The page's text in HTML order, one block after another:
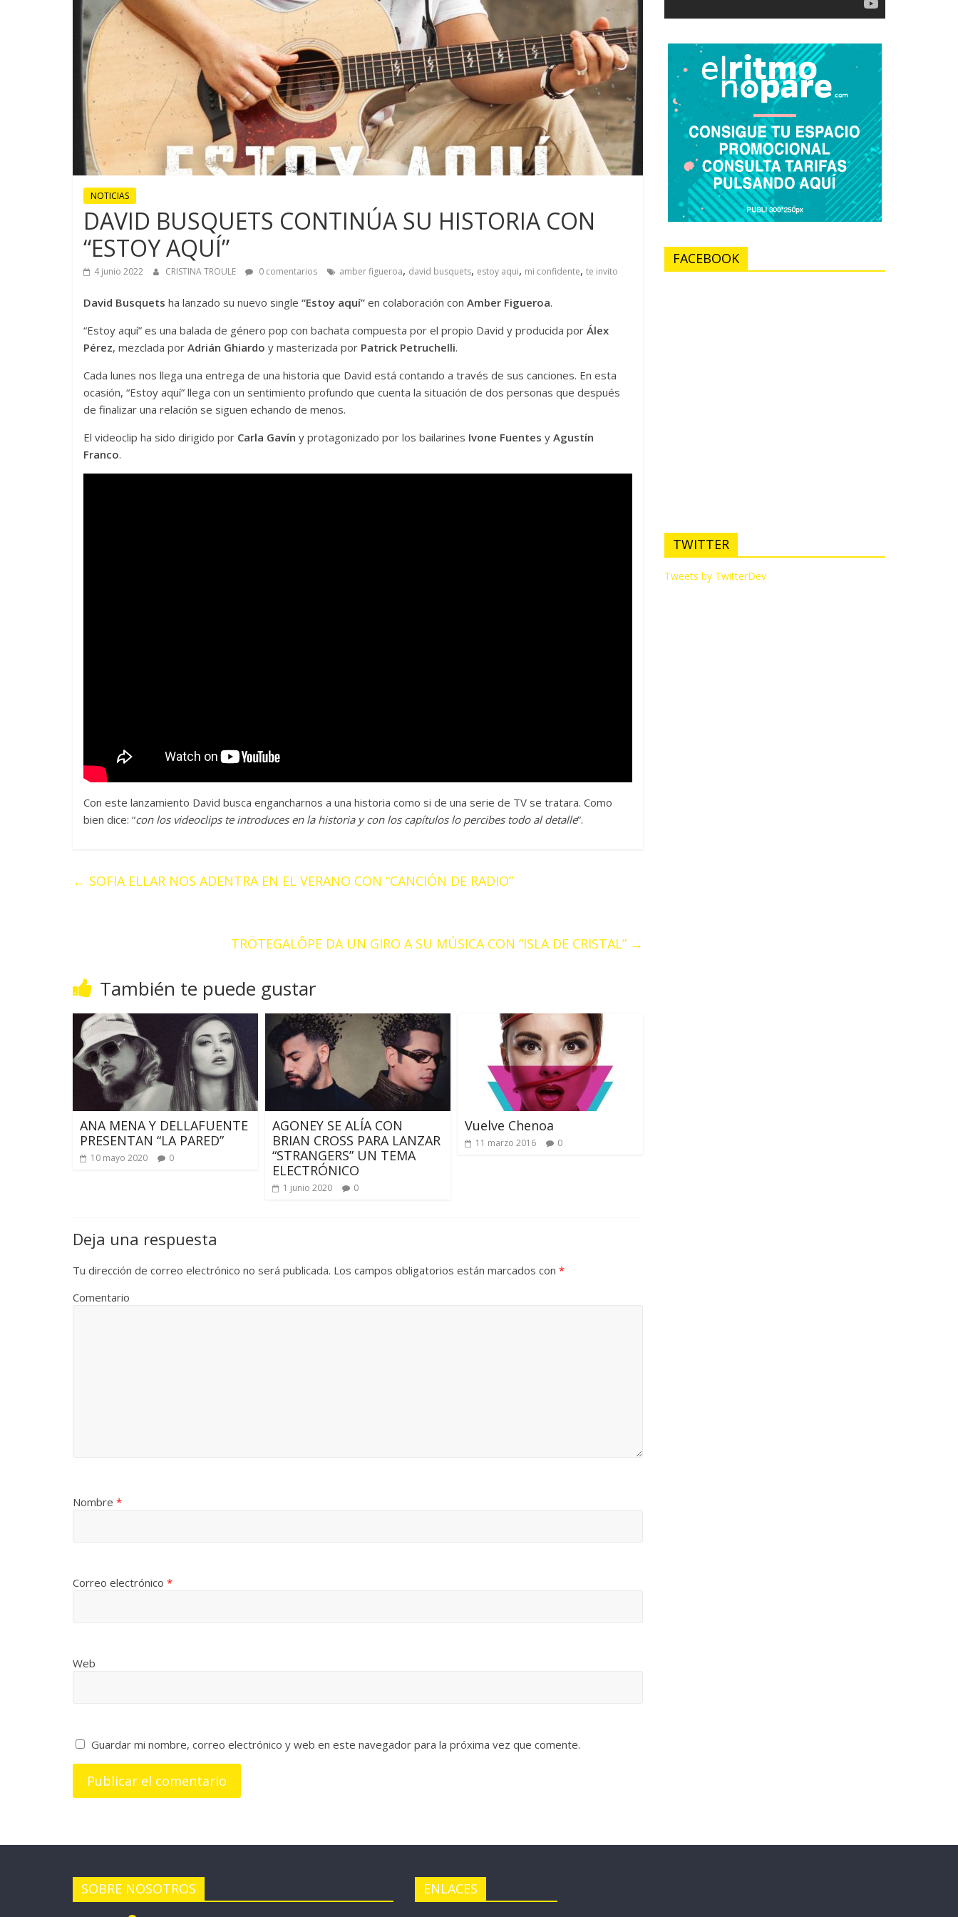
NOTICIAS
DAVID BUSQUETS CONTINÚA SU HISTORIA CON
“ESTOY AQUÍ”
4 junio 2022 CRISTINA TROULE 0 comentarios amber figueroa, david busquets, estoy aqui, mi confidente, te invito
David Busquets ha lanzado su nuevo single “Estoy aquí” en colaboración con Amber Figueroa.
“Estoy aquí” es una balada de género pop con bachata compuesta por el propio David y producida por Álex
Pérez, mezclada por Adrián Ghiardo y masterizada por Patrick Petruchelli.
Cada lunes nos llega una entrega de una historia que David está contando a través de sus canciones. En esta
ocasión, “Estoy aquí” llega con un sentimiento profundo que cuenta la situación de dos personas que después
de finalizar una relación se siguen echando de menos.
El videoclip ha sido dirigido por Carla Gavín y protagonizado por los bailarines Ivone Fuentes y Agustín
Franco.
Con este lanzamiento David busca engancharnos a una historia como si de una serie de TV se tratara. Como
bien dice: “con los videoclips te introduces en la historia y con los capítulos lo percibes todo al detalle”.
← SOFIA ELLAR NOS ADENTRA EN EL VERANO CON “CANCIÓN DE RADIO”
TRÖTEGALÔPE DA UN GIRO A SU MÚSICA CON “ISLA DE CRISTAL” →
También te puede gustar
ANA MENA Y DELLAFUENTE
PRESENTAN “LA PARED”
10 mayo 2020 0
AGONEY SE ALÍA CON
BRIAN CROSS PARA LANZAR
“STRANGERS” UN TEMA
ELECTRÓNICO
1 junio 2020 0
Vuelve Chenoa
11 marzo 2016 0
Deja una respuesta
Tu dirección de correo electrónico no será publicada. Los campos obligatorios están marcados con *
Comentario
Nombre *
Correo electrónico *
Web
Guardar mi nombre, correo electrónico y web en este navegador para la próxima vez que comente.
FACEBOOK
TWITTER
Tweets by TwitterDev
SOBRE NOSOTROS ENLACES